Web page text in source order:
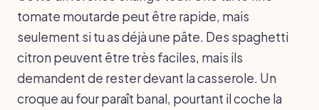
tomate moutarde peut être rapide, mais
seulement si tu as déjà une pâte. Des spaghetti
citron peuvent être très faciles, mais ils
demandent de rester devant la casserole. Un
croque au four paraît banal, pourtant il coche la